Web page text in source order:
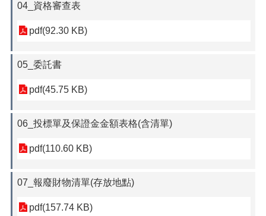
04_資格審查表
pdf(92.30 KB)
05_委託書
pdf(45.75 KB)
06_投標單及保證金金額表格(含清單)
pdf(110.60 KB)
07_報廢財物清單(存放地點)
pdf(157.74 KB)